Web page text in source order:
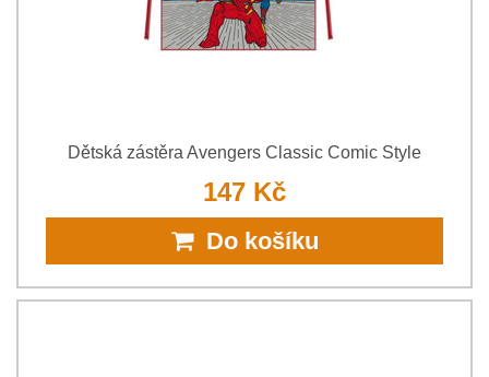
Dětská zástěra Avengers Classic Comic Style
147 Kč
Do košíku